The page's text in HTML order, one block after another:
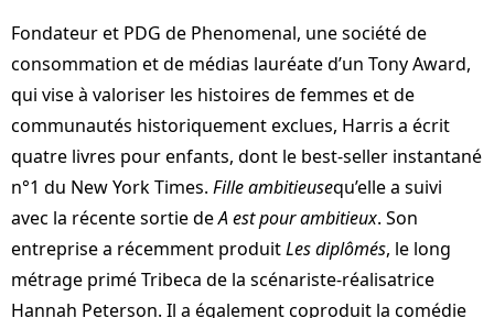
Fondateur et PDG de Phenomenal, une société de
consommation et de médias lauréate d’un Tony Award,
qui vise à valoriser les histoires de femmes et de
communautés historiquement exclues, Harris a écrit
quatre livres pour enfants, dont le best-seller instantané
n°1 du New York Times. Fille ambitieusequ’elle a suivi
avec la récente sortie deA est pour ambitieux. Son
entreprise a récemment produitLes diplômés, le long
métrage primé Tribeca de la scénariste-réalisatrice
Hannah Peterson. Il a également coproduit la comédie